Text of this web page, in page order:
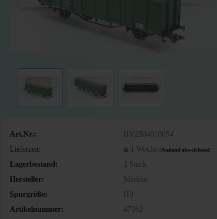
Art.Nr.:
BY2504018054
Lieferzeit:
1 Woche (Ausland abweichend)
Lagerbestand: 2 Stück
Hersteller:
Märklin
Spurgröße:
H0
Artikelnummer:
47362